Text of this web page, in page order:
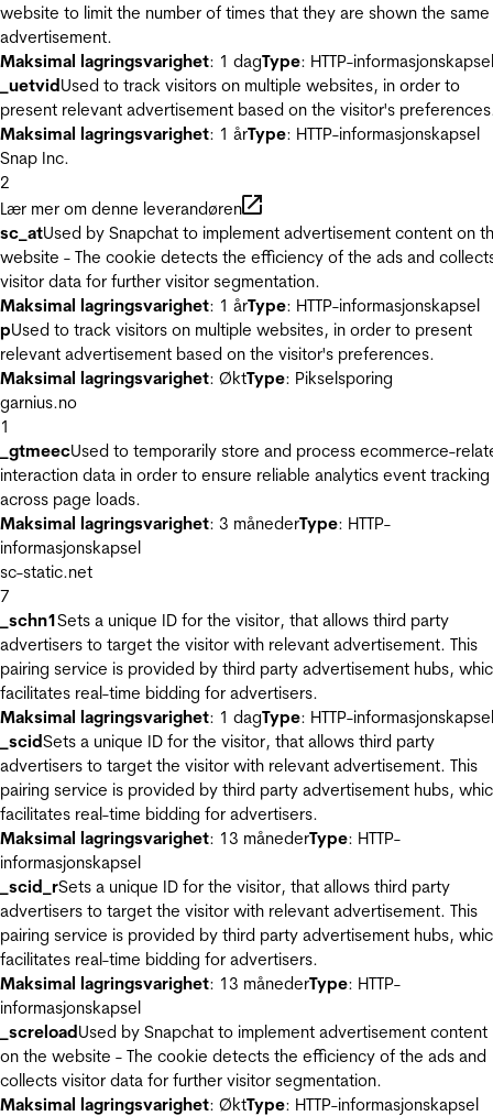
website to limit the number of times that they are shown the same
advertisement.
Maksimal lagringsvarighet: 1 dagType: HTTP-informasjonskapsel
_uetvidUsed to track visitors on multiple websites, in order to
present relevant advertisement based on the visitor's
Maksimal lagringsvarighet: 1 årType: HTTP-informasjonskapsel
Snap Inc.
2
Lær mer om denne leverandøren
sc_atUsed by Snapchat to implement advertisement content on
website - The cookie detects the efficiency of the ads and
visitor data for further visitor segmentation.
Maksimal lagringsvarighet: 1 årType: HTTP-informasjonskapsel
pUsed to track visitors on multiple websites, in order to present
relevant advertisement based on the visitor's preferences.
Maksimal lagringsvarighet: ØktType: Pikselsporing
garnius.no
1
_gtmeecUsed to temporarily store and process ecommerce-
interaction data in order to ensure reliable analytics event tracking
across page loads.
Maksimal lagringsvarighet: 3 månederType: HTTP-
informasjonskapsel
sc-static.net
7
_schn1Sets a unique ID for the visitor, that allows third party
advertisers to target the visitor with relevant advertisement. This
pairing service is provided by third party advertisement hubs,
facilitates real-time bidding for advertisers.
Maksimal lagringsvarighet: 1 dagType: HTTP-informasjonskapsel
_scidSets a unique ID for the visitor, that allows third party
advertisers to target the visitor with relevant advertisement. This
pairing service is provided by third party advertisement hubs,
facilitates real-time bidding for advertisers.
Maksimal lagringsvarighet: 13 månederType: HTTP-
informasjonskapsel
_scid_rSets a unique ID for the visitor, that allows third party
advertisers to target the visitor with relevant advertisement. This
pairing service is provided by third party advertisement hubs,
facilitates real-time bidding for advertisers.
Maksimal lagringsvarighet: 13 månederType: HTTP-
informasjonskapsel
_screloadUsed by Snapchat to implement advertisement content
on the website - The cookie detects the efficiency of the ads and
collects visitor data for further visitor segmentation.
Maksimal lagringsvarighet: ØktType: HTTP-informasjonskapsel